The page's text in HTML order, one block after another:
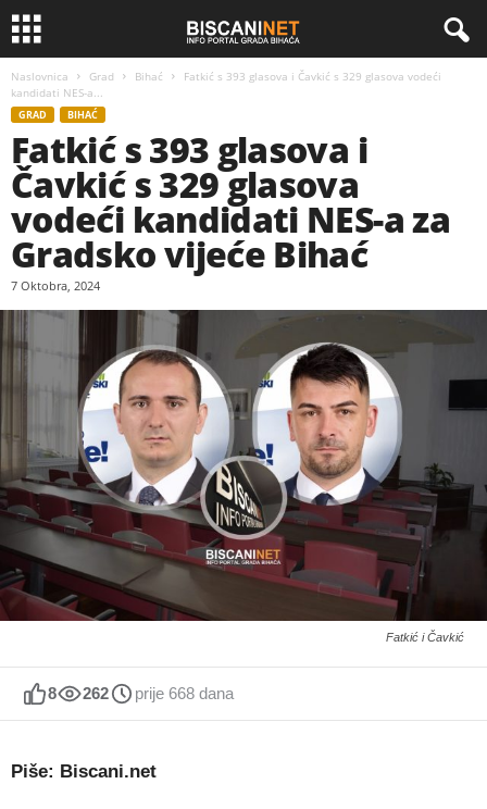
Naslovnica Grad Bihać
Fatkić s 393 glasova i Čavkić s 329 glasova vodeći
kandidati NES-a...
GRAD BIHAĆ
Fatkić s 393 glasova i
Čavkić s 329 glasova
vodeći kandidati NES-a za
Gradsko vijeće Bihać
7 Oktobra, 2024
Fatkić i Čavkić
8 262 prije 668 dana
Piše: Biscani.net